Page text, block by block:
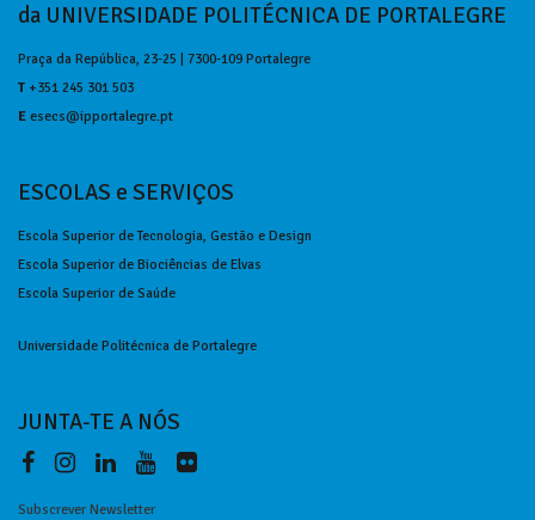
da UNIVERSIDADE POLITÉCNICA DE PORTALEGRE
Praça da República, 23-25 | 7300-109 Portalegre
T +351 245 301 503
E esecs@ipportalegre.pt
ESCOLAS e SERVIÇOS
Escola Superior de Tecnologia, Gestão e Design
Escola Superior de Biociências de Elvas
Escola Superior de Saúde
Universidade Politécnica de Portalegre
JUNTA-TE A NÓS
Subscrever Newsletter